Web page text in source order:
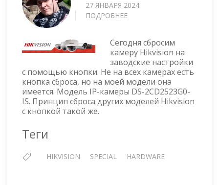
27 ЯНВАРЯ 2024
ПОДРОБНЕЕ
КАМЕРЫ
HIKVISION
НА
ЗАВОДСКИЕ
НАСТРОЙКИ
Сегодня сбросим
камеру Hikvision на
заводские настройки
с помощью кнопки. Не на всех камерах есть
кнопка сброса, но на моей модели она
имеется. Модель IP-камеры DS-2CD2523G0-
IS. Принцип сброса других моделей Hikvision
с кнопкой такой же.
Теги
HIKVISION SPECIAL HARDWARE